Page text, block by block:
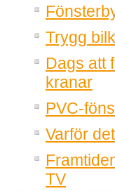
Trygg
Dags att
kranar
PVC-
Varför
TV